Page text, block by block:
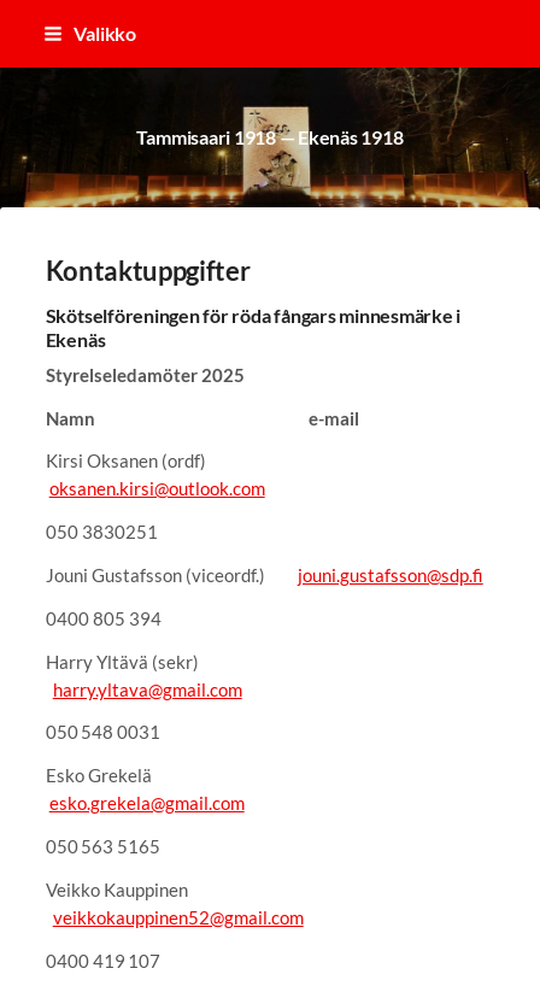
Siirry
Valikko
Tammisaari 1918 — Ekenäs 1918
Kontaktuppgifter
Skötselföreningen för röda fångars minnesmärke i
Ekenäs
Styrelseledamöter 2025
Namn e-mail
Kirsi Oksanen (ordf)
oksanen.kirsi@outlook.com
050 3830251
Jouni Gustafsson (viceordf.) jouni.gustafsson@sdp.fi
0400 805 394
Harry Yltävä (sekr)
harry.yltava@gmail.com
050 548 0031
Esko Grekelä
esko.grekela@gmail.com
050 563 5165
Veikko Kauppinen
veikkokauppinen52@gmail.com
0400 419 107